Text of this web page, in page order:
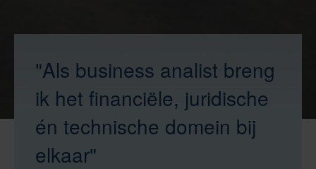
"Als business analist breng
ik het financiële, juridische
én technische domein bij
elkaar"